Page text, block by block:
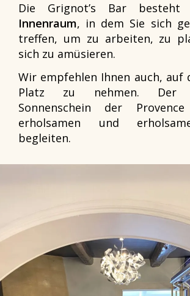
Die Grignot’s Bar besteht
Innenraum, in dem Sie sich
treffen, um zu arbeiten, zu
sich zu amüsieren.
Wir empfehlen Ihnen auch, auf
Platz zu nehmen. Der
Sonnenschein der
erholsamen und
begleiten.